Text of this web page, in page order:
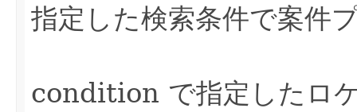
指定した検索条件で案件
condition で指定したロ